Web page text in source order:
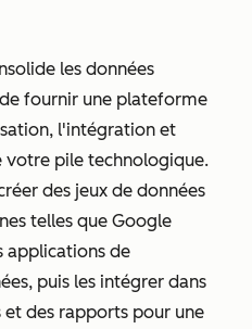
les données
fournir une plateforme
l'intégration et
votre pile technologique.
des jeux de données
telles que Google
applications de
puis les intégrer dans
des rapports pour une